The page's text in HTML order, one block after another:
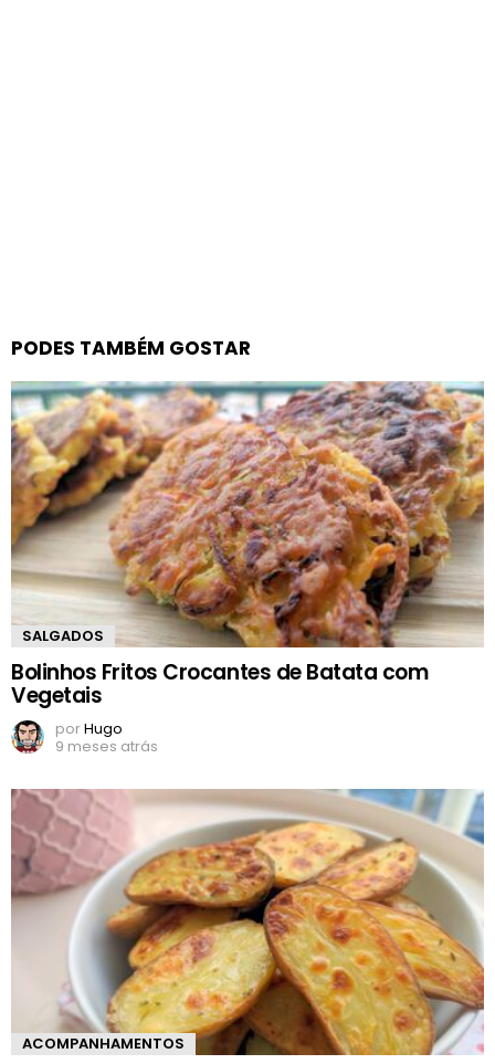
PODES TAMBÉM GOSTAR
SALGADOS
Bolinhos Fritos Crocantes de Batata com
Vegetais
porHugo
9 meses atrás
ACOMPANHAMENTOS